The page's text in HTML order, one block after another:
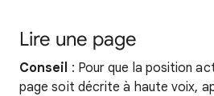
Lire une page
Conseil : Pour que la position
page soit décrite à haute voix,